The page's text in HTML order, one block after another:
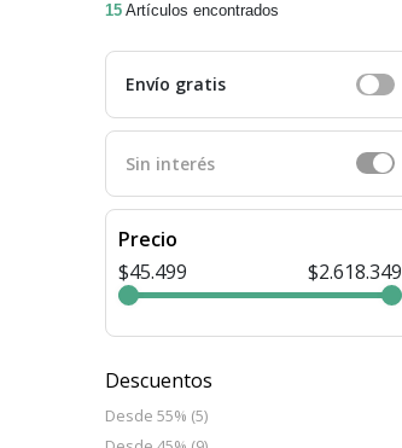
15 Artículos encontrados
Envío gratis
Sin interés
Precio
$45.499
$2.618.349
Descuentos
Desde 55% (5)